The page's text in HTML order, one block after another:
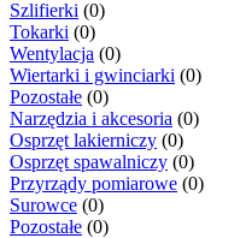
Szlifierki (0)
Tokarki (0)
Wentylacja (0)
Wiertarki i gwinciarki (0)
Pozostałe (0)
Narzędzia i akcesoria (0)
Osprzęt lakierniczy (0)
Osprzęt spawalniczy (0)
Przyrządy pomiarowe (0)
Surowce (0)
Pozostałe (0)